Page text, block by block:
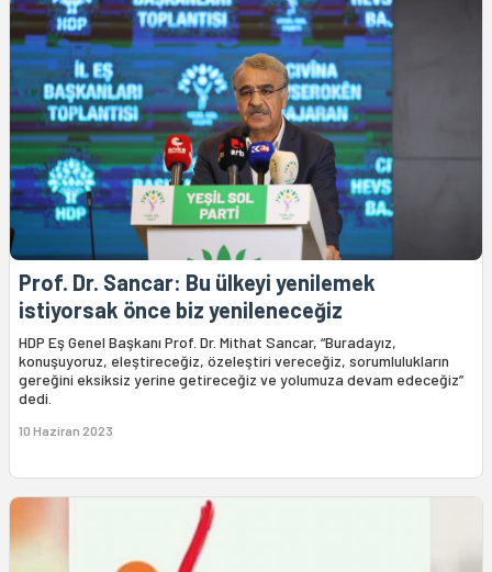
Prof. Dr. Sancar: Bu ülkeyi yenilemek
istiyorsak önce biz yenileneceğiz
HDP Eş Genel Başkanı Prof. Dr. Mithat Sancar, “Buradayız,
konuşuyoruz, eleştireceğiz, özeleştiri vereceğiz, sorumlulukların
gereğini eksiksiz yerine getireceğiz ve yolumuza devam edeceğiz”
dedi.
10 Haziran 2023